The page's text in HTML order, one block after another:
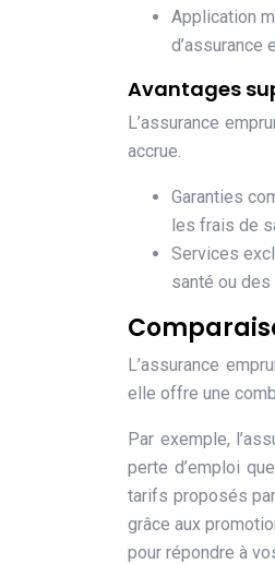
Application
d’assurance
Avantages
L’assurance
accrue.
Garanties
les frais de
Services
santé ou
L’assurance
elle offre une
Par exemple,
perte d’emploi
tarifs proposés
grâce aux
pour répondre à